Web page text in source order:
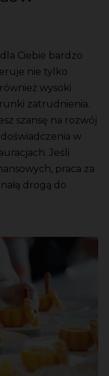
Ciebie bardzo
nie tylko
wysoki
zatrudnienia.
szansę na rozwój
w
Jeśli
praca za
drogą do